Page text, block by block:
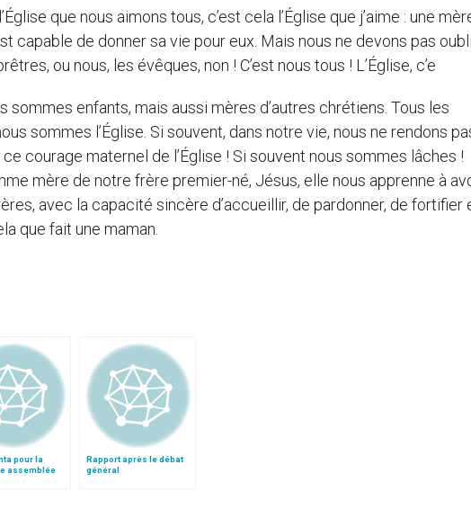
que nous aimons tous, c’est cela l’Église que j’aime : une
capable de donner sa vie pour eux. Mais nous ne devons pas
ou nous, les évêques, non ! C’est nous tous ! L’Église, c’e
sommes enfants, mais aussi mères d’autres chrétiens. Tous les
sommes l’Église. Si souvent, dans notre vie, nous ne rendons
courage maternel de l’Église ! Si souvent nous sommes lâches !
mère de notre frère premier-né, Jésus, elle nous apprenne à
avec la capacité sincère d’accueillir, de pardonner, de fortifier
que fait une maman.
pour la
assemblée
Rapport après le débat
général